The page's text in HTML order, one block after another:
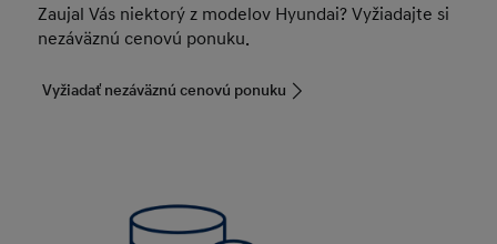
Zaujal Vás niektorý z modelov Hyundai? Vyžiadajte si
nezáväznú cenovú ponuku.
Vyžiadať nezáväznú cenovú ponuku